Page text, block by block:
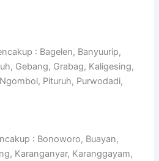
: Bagelen, Banyuurip,
Gebang, Grabag, Kaligesing,
Pituruh, Purwodadi,
: Bonoworo, Buayan,
Karanganyar, Karanggayam,